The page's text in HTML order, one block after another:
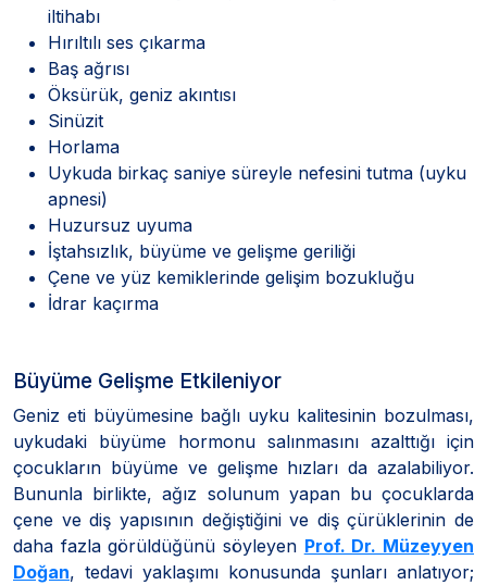
iltihabı
Hırıltılı ses çıkarma
Baş ağrısı
Öksürük, geniz akıntısı
Sinüzit
Horlama
Uykuda birkaç saniye süreyle nefesini tutma (uyku
apnesi)
Huzursuz uyuma
İştahsızlık, büyüme ve gelişme geriliği
Çene ve yüz kemiklerinde gelişim bozukluğu
İdrar kaçırma
Büyüme Gelişme Etkileniyor
Geniz eti büyümesine bağlı uyku kalitesinin bozulması,
uykudaki büyüme hormonu salınmasını azalttığı için
çocukların büyüme ve gelişme hızları da azalabiliyor.
Bununla birlikte, ağız solunum yapan bu çocuklarda
çene ve diş yapısının değiştiğini ve diş çürüklerinin de
daha fazla görüldüğünü söyleyen Prof. Dr. Müzeyyen
Doğan, tedavi yaklaşımı konusunda şunları anlatıyor;